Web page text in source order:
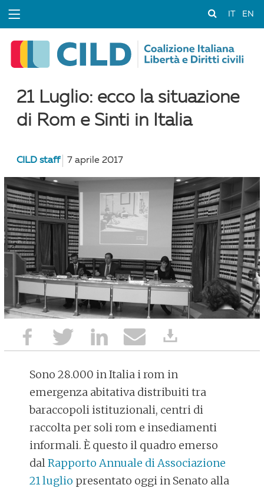
EN
21 Luglio: ecco la situazione
di Rom e Sinti in Italia
CILD staff 7 aprile 2017
Sono 28.000 in Italia i rom in
emergenza abitativa distribuiti tra
baraccopoli istituzionali, centri di
raccolta per soli rom e insediamenti
informali. È questo il quadro emerso
dalRapporto Annuale di Associazione
21 luglio presentato oggi in Senato alla